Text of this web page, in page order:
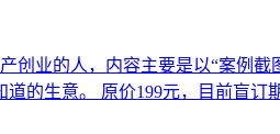
业的人，内容主要是以“案例截
的生意。 原价199元，目前盲订